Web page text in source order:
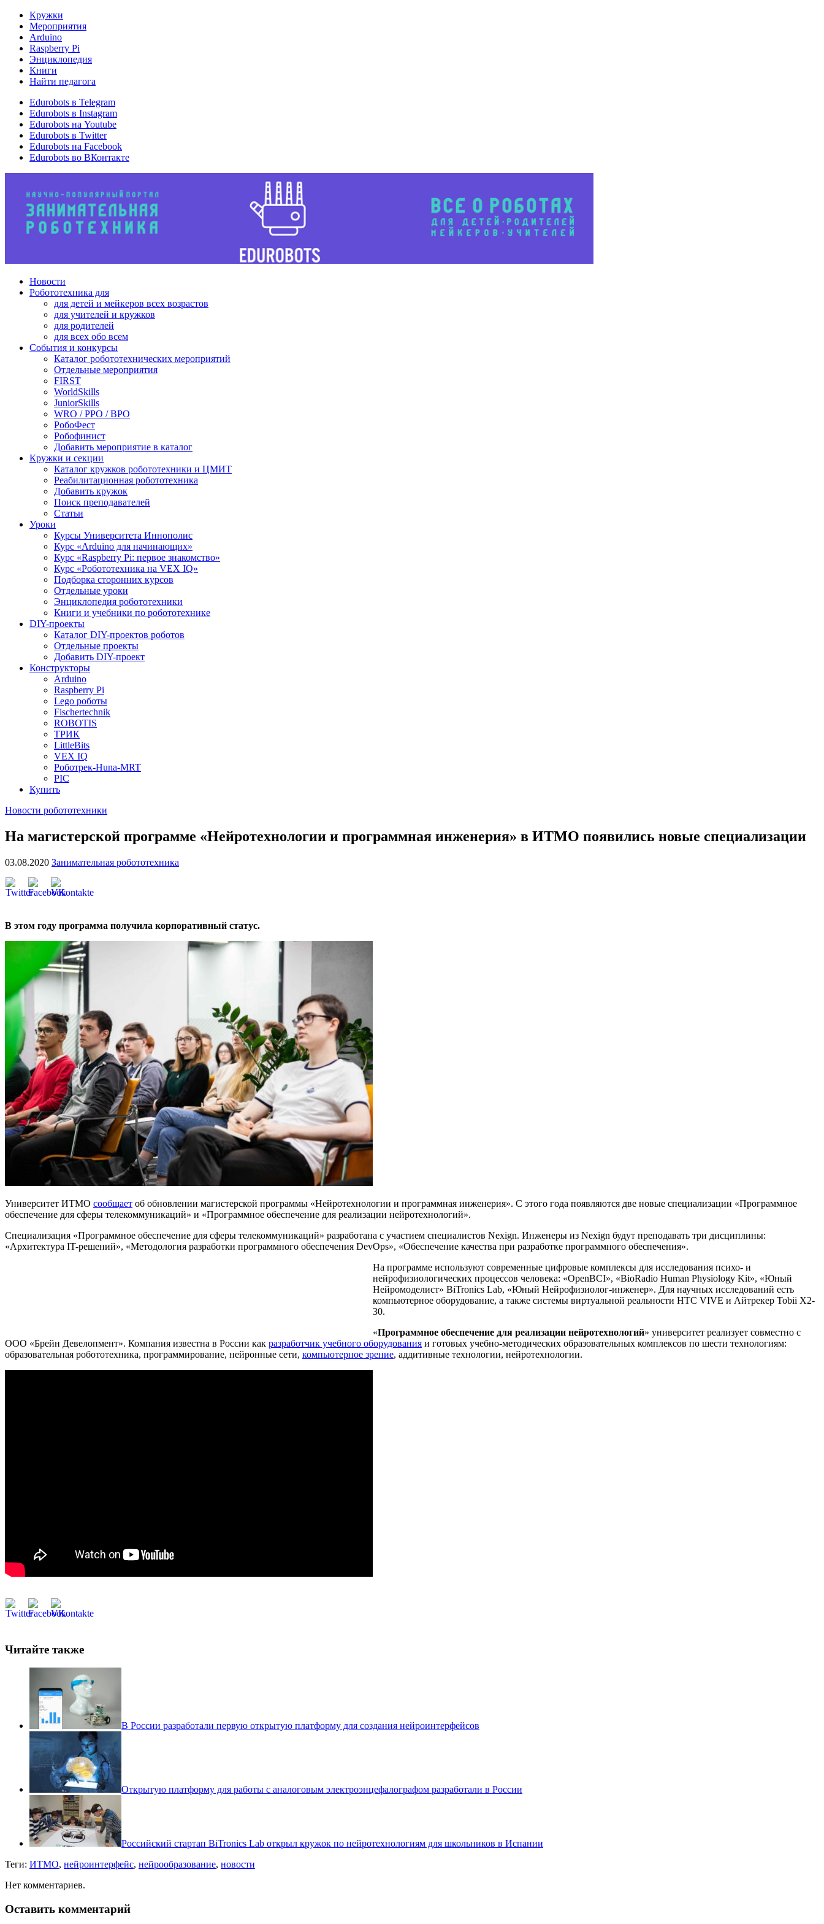
Кружки
Мероприятия
Arduino
Raspberry Pi
Энциклопедия
Книги
Найти педагога
Edurobots в Telegram
Edurobots в Instagram
Edurobots на Youtube
Edurobots в Twitter
Edurobots на Facebook
Edurobots во ВКонтакте
Новости
Робототехника для
для детей и мейкеров всех возрастов
для учителей и кружков
для родителей
для всех обо всем
События и конкурсы
Каталог робототехнических мероприятий
Отдельные мероприятия
FIRST
WorldSkills
JuniorSkills
WRO / РРО / ВРО
РобоФест
Робофинист
Добавить мероприятие в каталог
Кружки и секции
Каталог кружков робототехники и ЦМИТ
Реабилитационная робототехника
Добавить кружок
Поиск преподавателей
Статьи
Уроки
Курсы Университета Иннополис
Курс «Arduino для начинающих»
Курс «Raspberry Pi: первое знакомство»
Курс «Робототехника на VEX IQ»
Подборка сторонних курсов
Отдельные уроки
Энциклопедия робототехники
Книги и учебники по робототехнике
DIY-проекты
Каталог DIY-проектов роботов
Отдельные проекты
Добавить DIY-проект
Конструкторы
Arduino
Raspberry Pi
Lego роботы
Fischertechnik
ROBOTIS
ТРИК
LittleBits
VEX IQ
Роботрек-Huna-MRT
PIC
Купить
Новости робототехники
На магистерской программе «Нейротехнологии и программная инженерия» в ИТМО появились новые специализации
03.08.2020 Занимательная робототехника
В этом году программа получила корпоративный статус.
Университет ИТМО сообщает об обновлении магистерской программы «Нейротехнологии и программная инженерия». С этого года появляются две новые специализации «Программное
обеспечение для сферы телекоммуникаций» и «Программное обеспечение для реализации нейротехнологий».
Специализация «Программное обеспечение для сферы телекоммуникаций» разработана с участием специалистов Nexign. Инженеры из Nexign будут преподавать три дисциплины:
«Архитектура IT-решений», «Методология разработки программного обеспечения DevOps», «Обеспечение качества при разработке программного обеспечения».
На программе используют современные цифровые комплексы для исследования психо- и
нейрофизиологических процессов человека: «OpenBCI», «BioRadio Human Physiology Kit», «Юный
Нейромоделист» BiTronics Lab, «Юный Нейрофизиолог-инженер». Для научных исследований есть
компьютерное оборудование, а также системы виртуальной реальности HTC VIVE и Айтрекер Tobii X2-
30.
«Программное обеспечение для реализации нейротехнологий» университет реализует совместно с
ООО «Брейн Девелопмент». Компания известна в России как разработчик учебного оборудования и готовых учебно-методических образовательных комплексов по шести технологиям:
образовательная робототехника, программирование, нейронные сети, компьютерное зрение, аддитивные технологии, нейротехнологии.
Читайте также
В России разработали первую открытую платформу для создания нейроинтерфейсов
Открытую платформу для работы с аналоговым электроэнцефалографом разработали в России
Российский стартап BiTronics Lab открыл кружок по нейротехнологиям для школьников в Испании
Теги: ИТМО, нейроинтерфейс, нейрообразование, новости
Нет комментариев.
Оставить комментарий